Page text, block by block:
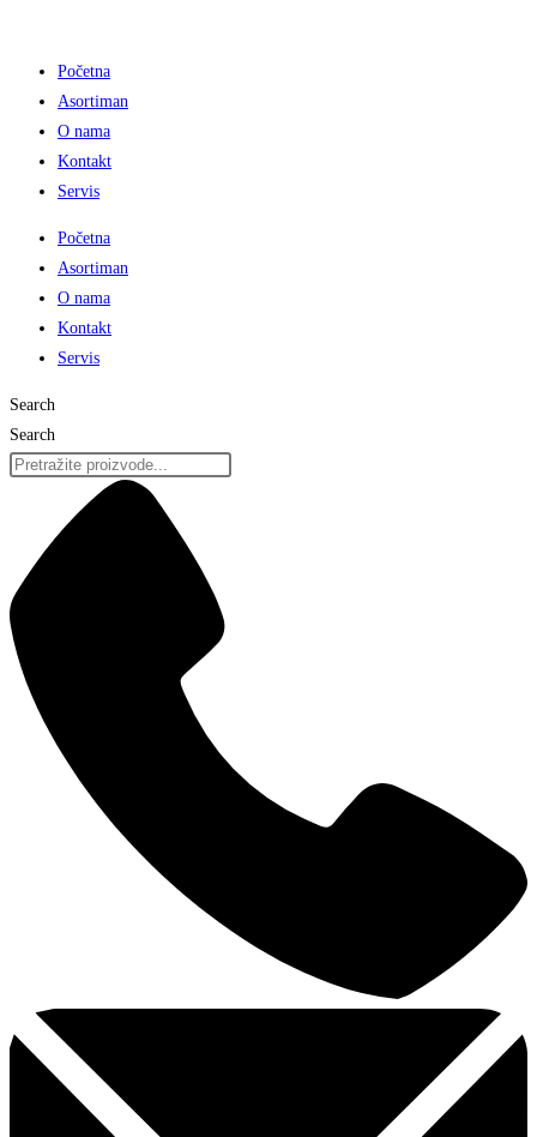
Početna
Asortiman
O nama
Kontakt
Servis
Početna
Asortiman
O nama
Kontakt
Servis
Search
Search